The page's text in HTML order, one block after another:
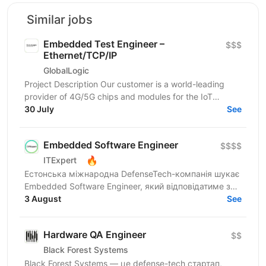
Similar jobs
Embedded Test Engineer –
Ethernet/TCP/IP
GlobalLogic
$$$
Project Description Our customer is a world-leading
provider of 4G/5G chips and modules for the IoT
market. Within the Product Validation team, you will...
30 July See
Embedded Software Engineer
ITExpert 🔥
$$$$
Естонська міжнародна DefenseTech-компанія шукає
Embedded Software Engineer, який відповідатиме за
розробку embedded firmware, драйверів та
3 August See
Hardware QA Engineer
Black Forest Systems
$$
Black Forest Systems — це defense-tech стартап,